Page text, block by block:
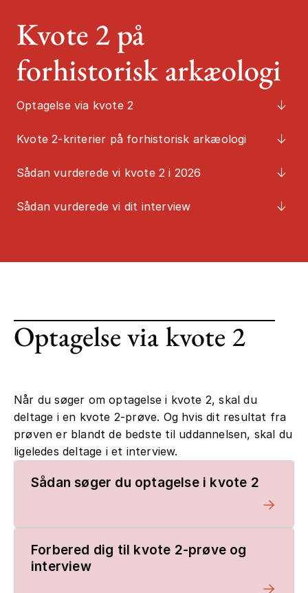
Kvote 2 på
forhistorisk arkæologi
Optagelse via kvote 2
Kvote 2-kriterier på forhistorisk arkæologi
Sådan vurderede vi kvote 2 i 2026
Sådan vurderede vi dit interview
Optagelse via kvote 2
Når du søger om optagelse i kvote 2, skal du
deltage i en kvote 2-prøve. Og hvis dit resultat fra
prøven er blandt de bedste til uddannelsen, skal du
ligeledes deltage i et interview.
Sådan søger du optagelse i kvote 2
Forbered dig til kvote 2-prøve og
interview
Mød os